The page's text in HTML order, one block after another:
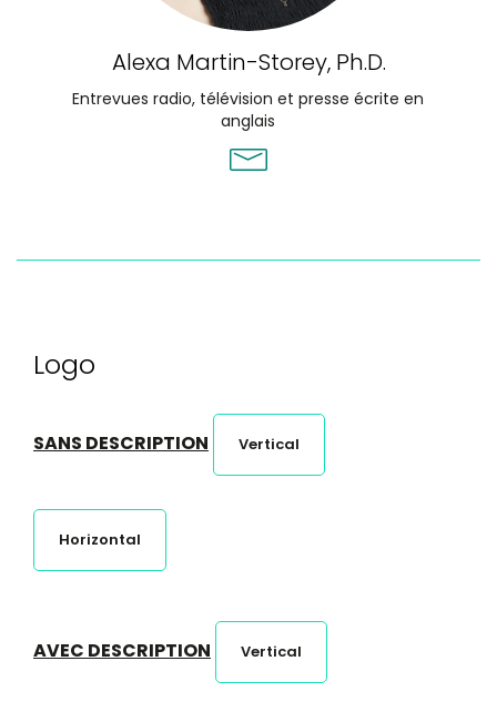
Alexa Martin-Storey, Ph.D.
Entrevues radio, télévision et presse écrite en
anglais
Logo
SANS DESCRIPTION Vertical
Horizontal
AVEC DESCRIPTION Vertical